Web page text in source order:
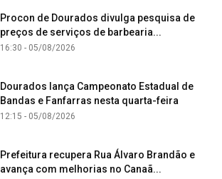
Procon de Dourados divulga pesquisa de
preços de serviços de barbearia...
16:30 - 05/08/2026
Dourados lança Campeonato Estadual de
Bandas e Fanfarras nesta quarta-feira
12:15 - 05/08/2026
Prefeitura recupera Rua Álvaro Brandão e
avança com melhorias no Canaã...